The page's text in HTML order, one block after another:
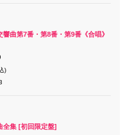
曲第7番・第8番・第9番《合唱》
)
全集 [初回限定盤]